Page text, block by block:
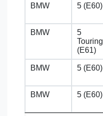
BMW 5 (E60)
BMW
5
Touring
(E61)
BMW 5 (E60)
BMW 5 (E60)